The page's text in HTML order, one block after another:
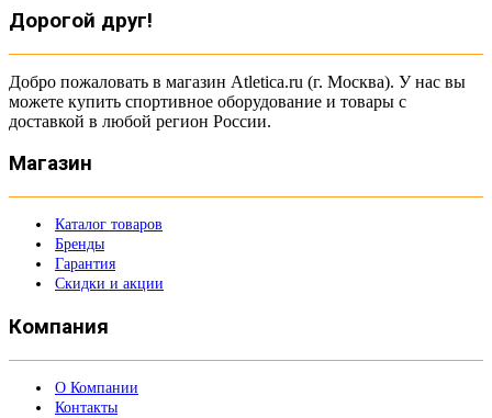
Дорогой друг!
Добро пожаловать в магазин Atletica.ru (г. Москва). У нас вы
можете купить спортивное оборудование и товары с
доставкой в любой регион России.
Магазин
Каталог товаров
Бренды
Гарантия
Скидки и акции
Компания
О Компании
Контакты